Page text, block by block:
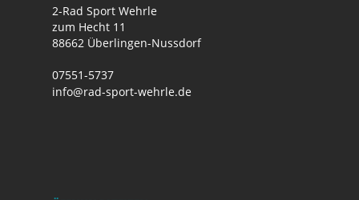
2-Rad Sport Wehrle
zum Hecht 11
88662 Überlingen-Nussdorf
07551-5737
info@rad-sport-wehrle.de